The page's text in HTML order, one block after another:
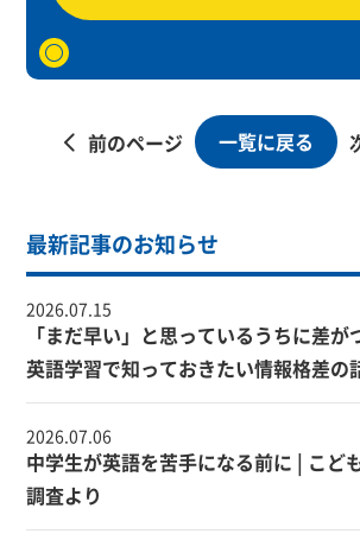
前のページ 一覧に戻る
最新記事のお知らせ
「まだ早い」と思っているうちに差が
英語学習で知っておきたい情報格差の
2026.07.15
中学生が英語を苦手になる前に | こど
調査より
2026.07.06